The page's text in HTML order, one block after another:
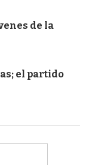
de la
el partido